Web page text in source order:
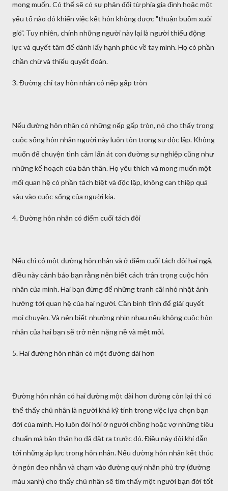
mong muốn. Có thể sẽ có sự phản đối từ phía gia đình hoặc một
yếu tố nào đó khiến việc kết hôn không được "thuận buồm xuôi
gió". Tuy nhiên, chính những người này lại là người thiếu động
lực và quyết tâm để dành lấy hạnh phúc về tay mình. Họ có phần
chần chừ và thiếu quyết đoán.
3. Đường chỉ tay hôn nhân có nếp gấp tròn
Nếu đường hôn nhân có những nếp gấp tròn, nó cho thấy trong
cuộc sống hôn nhân người này luôn tôn trọng sự độc lập. Không
muốn để chuyện tình cảm lấn át con đường sự nghiệp cũng như
những kế hoạch của bản thân. Họ yêu thích và mong muốn một
mối quan hệ có phần tách biệt và độc lập, không can thiệp quá
sâu vào cuộc sống của người kia.
4. Đường hôn nhân có điểm cuối tách đôi
Nếu chỉ có một đường hôn nhân và ở điểm cuối tách đôi hai ngả,
điều này cảnh báo bạn rằng nên biết cách trân trọng cuộc hôn
nhân của mình. Hai bạn đừng để những tranh cãi nhỏ nhặt ảnh
hưởng tới quan hệ của hai người. Cần bình tĩnh để giải quyết
mọi chuyện. Và nên biết nhường nhịn nhau nếu không cuộc hôn
nhân của hai bạn sẽ trở nên nặng nề và mệt mỏi.
5. Hai đường hôn nhân có một đường dài hơn
Đường hôn nhân có hai đường một dài hơn đường còn lại thì có
thể thấy chủ nhân là người khá kỹ tính trong việc lựa chọn bạn
đời của mình. Họ luôn đòi hỏi ở người chồng hoặc vợ những tiêu
chuẩn mà bản thân họ đã đặt ra trước đó. Điều này đôi khi dẫn
tới những áp lực trong hôn nhân. Nếu đường hôn nhân kết thúc
ở ngón đeo nhẫn và chạm vào đường quý nhân phù trợ (đường
màu xanh) cho thấy chủ nhân sẽ tìm thấy một người bạn đời tốt